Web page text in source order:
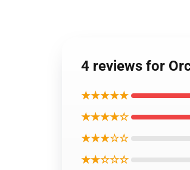
4 reviews for
★★★★★
★★★★☆
★★★☆☆
★★☆☆☆